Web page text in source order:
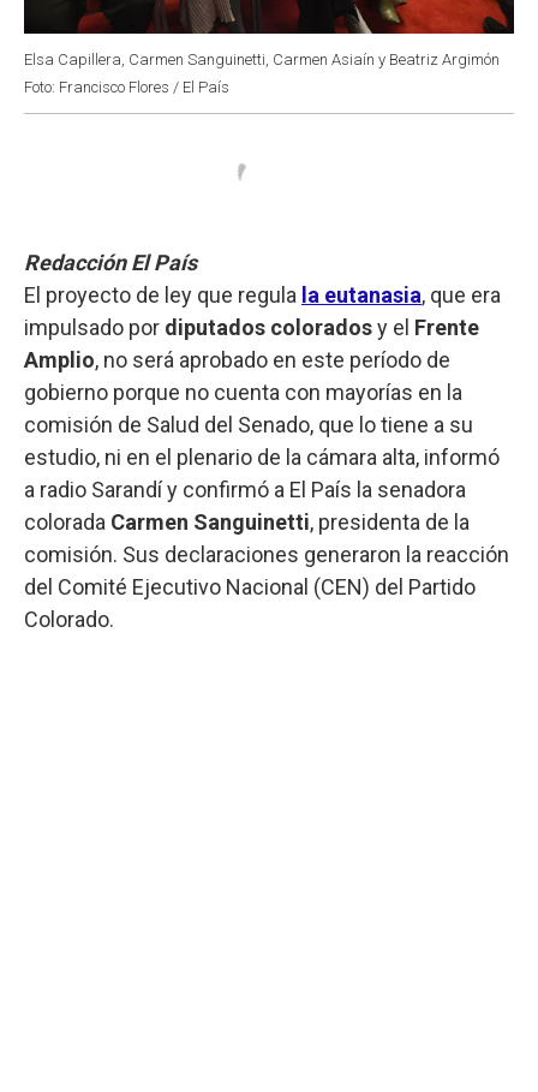
Elsa Capillera, Carmen Sanguinetti, Carmen Asiaín y Beatriz Argimón
Foto: Francisco Flores / El País
Redacción El País
El proyecto de ley que regula la eutanasia, que era
impulsado por diputados coloradosy el Frente
Amplio, no será aprobado en este período de
gobierno porque no cuenta con mayorías en la
comisión de Salud del Senado, que lo tiene a su
estudio, ni en el plenario de la cámara alta, informó
a radio Sarandí y confirmó a El País la senadora
colorada Carmen Sanguinetti, presidenta de la
comisión. Sus declaraciones generaron la reacción
del Comité Ejecutivo Nacional (CEN) del Partido
Colorado.